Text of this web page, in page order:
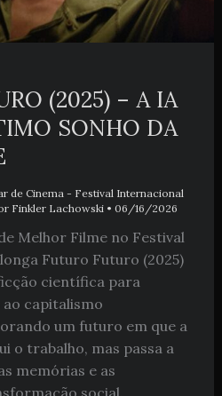
(2025) – A IA
SONHO DA
de Cinema - Festival Internacional
Finkler Lachowski • 06/16/2026
Melhor Filme no Festival
Futuro Futuro (2025)
científica para
capitalismo
um futuro em que a
o trabalho, mas passa a
memórias e as